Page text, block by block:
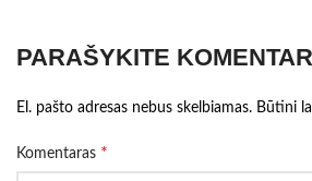
PARAŠYKITE
El. pašto adresas nebus skelbiamas. Būtini
Komentaras *